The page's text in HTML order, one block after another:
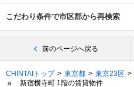
こだわり条件で市区郡から再検索
前のページへ戻る
CHINTAIトップ 東京都 東京23区
ａ 新宿横寺町 1階の賃貸物件